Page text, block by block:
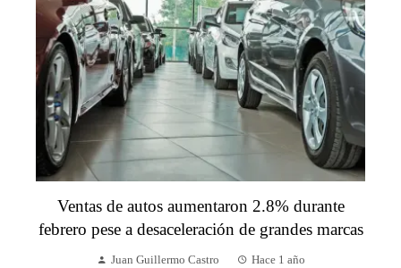
Ventas de autos aumentaron 2.8% durante
febrero pese a desaceleración de grandes marcas
Juan Guillermo Castro Hace 1 año